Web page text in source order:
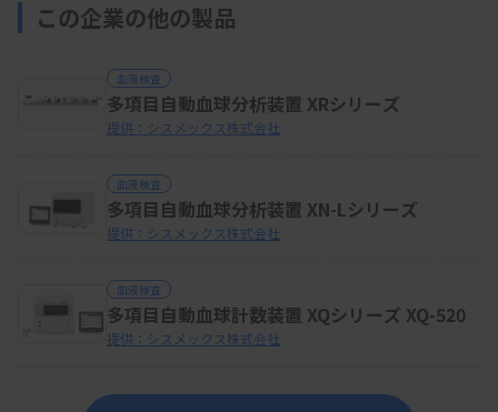
この企業の他の製品
血液検査
多項目自動血球分析装置 XRシリーズ
提供：シスメックス株式会社
血液検査
多項目自動血球分析装置 XN-Lシリーズ
提供：シスメックス株式会社
血液検査
多項目自動血球計数装置 XQシリーズ XQ-520
提供：シスメックス株式会社